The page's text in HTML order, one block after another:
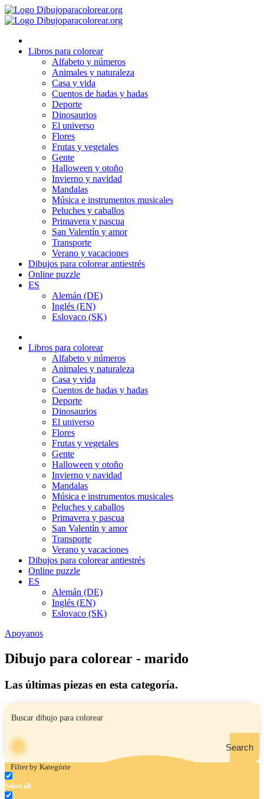
Ir
al
Libros para colorear
Alfabeto y números
Animales y naturaleza
Casa y vida
Cuentos de hadas y hadas
Deporte
Dinosaurios
El universo
Flores
Frutas y vegetales
Gente
Halloween y otoño
Invierno y navidad
Mandalas
Música e instrumentos musicales
Peluches y caballos
Primavera y pascua
San Valentín y amor
Transporte
Verano y vacaciones
Dibujos para colorear antiestrés
Online puzzle
ES
Alemán (DE)
Inglés (EN)
Eslovaco (SK)
Libros para colorear
Alfabeto y números
Animales y naturaleza
Casa y vida
Cuentos de hadas y hadas
Deporte
Dinosaurios
El universo
Flores
Frutas y vegetales
Gente
Halloween y otoño
Invierno y navidad
Mandalas
Música e instrumentos musicales
Peluches y caballos
Primavera y pascua
San Valentín y amor
Transporte
Verano y vacaciones
Dibujos para colorear antiestrés
Online puzzle
ES
Alemán (DE)
Inglés (EN)
Eslovaco (SK)
Apoyanos
Dibujo para colorear - marido
Las últimas piezas en esta categoría.
Search
Filter by Kategórie
Select all